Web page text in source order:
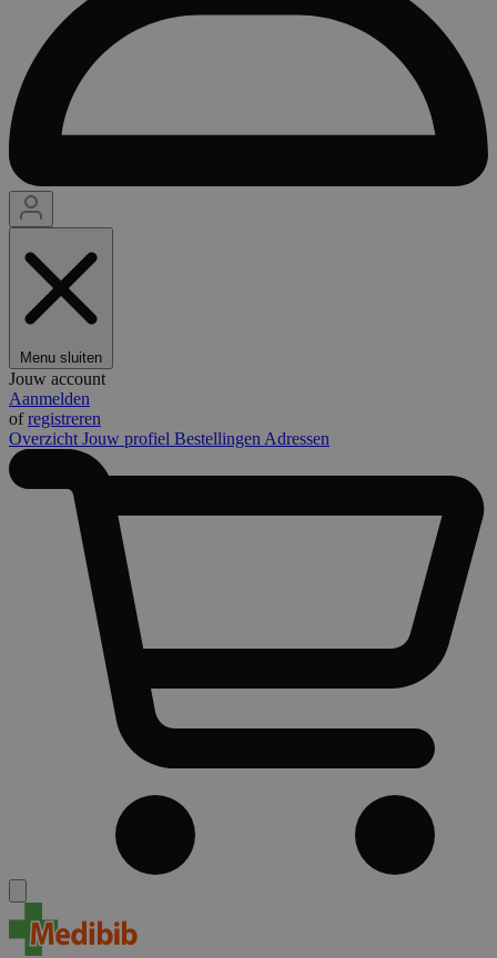
Menu sluiten
Jouw account
Aanmelden
ofregistreren
Overzicht Jouw profiel Bestellingen Adressen